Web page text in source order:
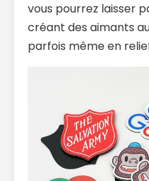
vous pourrez laisser
créant des aimants
parfois même en